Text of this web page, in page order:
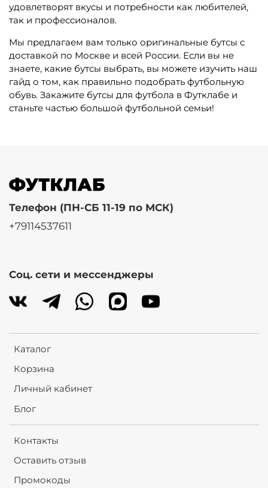
удовлетворят вкусы и потребности как любителей,
так и профессионалов.
Мы предлагаем вам только оригинальные бутсы с
доставкой по Москве и всей России. Если вы не
знаете, какие бутсы выбрать, вы можете изучить наш
гайд о том, как правильно подобрать футбольную
обувь. Закажите бутсы для футбола в Футклабе и
станьте частью большой футбольной семьи!
Каталог
Корзина
Личный кабинет
Блог
Контакты
Оставить отзыв
Промокоды
Телефон (ПН-СБ 11-19 по МСК)
+79114537611
Соц. сети и мессенджеры